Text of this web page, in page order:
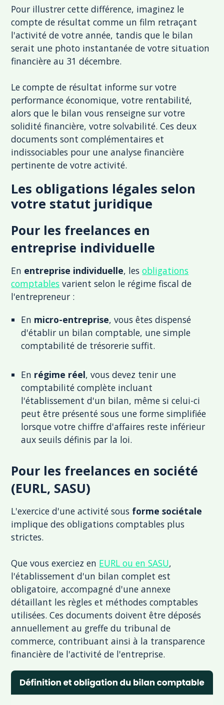
Pour illustrer cette différence, imaginez le
compte de résultat comme un film retraçant
l'activité de votre année, tandis que le bilan
serait une photo instantanée de votre situation
financière au 31 décembre.
Le compte de résultat informe sur votre
performance économique, votre rentabilité,
alors que le bilan vous renseigne sur votre
solidité financière, votre solvabilité. Ces deux
documents sont complémentaires et
indissociables pour une analyse financière
pertinente de votre activité.
Les obligations légales selon
votre statut juridique
Pour les freelances en
entreprise individuelle
En entreprise individuelle, lesobligations
comptables varient selon le régime fiscal de
l'entrepreneur :
En micro-entreprise, vous êtes dispensé
d'établir un bilan comptable, une simple
comptabilité de trésorerie suffit.
En régime réel, vous devez tenir une
comptabilité complète incluant
l'établissement d'un bilan, même si celui-ci
peut être présenté sous une forme simplifiée
lorsque votre chiffre d'affaires reste inférieur
aux seuils définis par la loi.
Pour les freelances en société
(EURL, SASU)
L'exercice d'une activité sous forme sociétale
implique des obligations comptables plus
strictes.
Que vous exerciez en EURL ou en SASU,
l'établissement d'un bilan complet est
obligatoire, accompagné d'une annexe
détaillant les règles et méthodes comptables
utilisées. Ces documents doivent être déposés
annuellement au greffe du tribunal de
commerce, contribuant ainsi à la transparence
financière de l'activité de l'entreprise.